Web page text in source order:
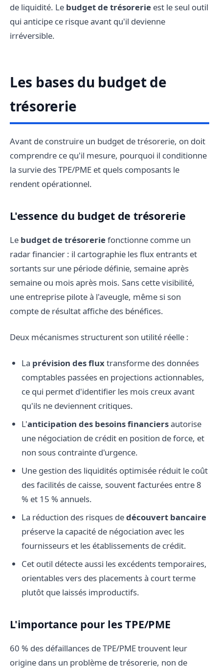
de liquidité. Le budget de trésorerie est le seul outil
qui anticipe ce risque avant qu'il devienne
irréversible.
Les bases du budget de
trésorerie
Avant de construire un budget de trésorerie, on doit
comprendre ce qu'il mesure, pourquoi il conditionne
la survie des TPE/PME et quels composants le
rendent opérationnel.
L'essence du budget de trésorerie
Le budget de trésoreriefonctionne comme un
radar financier : il cartographie les flux entrants et
sortants sur une période définie, semaine après
semaine ou mois après mois. Sans cette visibilité,
une entreprise pilote à l'aveugle, même si son
compte de résultat affiche des bénéfices.
Deux mécanismes structurent son utilité réelle :
La prévision des fluxtransforme des données
comptables passées en projections actionnables,
ce qui permet d'identifier les mois creux avant
qu'ils ne deviennent critiques.
L'anticipation des besoins financiersautorise
une négociation de crédit en position de force, et
non sous contrainte d'urgence.
Une gestion des liquidités optimisée réduit le coût
des facilités de caisse, souvent facturées entre 8
% et 15 % annuels.
La réduction des risques dedécouvert bancaire
préserve la capacité de négociation avec les
fournisseurs et les établissements de crédit.
Cet outil détecte aussi les excédents temporaires,
orientables vers des placements à court terme
plutôt que laissés improductifs.
L'importance pour les TPE/PME
60 % des défaillances de TPE/PME trouvent leur
origine dans un problème de trésorerie, non de